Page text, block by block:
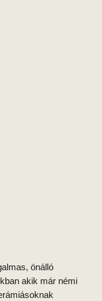
önálló
akik már némi